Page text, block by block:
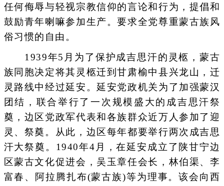
任何侮辱与轻视宗教信仰的言论和行为，提倡和
鼓励青年喇嘛参加生产。要求全党尊重蒙古族风
俗习惯的自由。
1939年5月为了保护成吉思汗的灵柩，蒙古
族同胞决定将其灵柩迁到甘肃榆中县兴龙山，迁
灵路线中经过延安。延安党政机关为了加强蒙汉
团结，联合举行了一次规模盛大的成吉思汗祭
奠，边区党政军代表和各族群众近万人参加了迎
灵、祭奠。从此，边区每年都要举行两次成吉思
汗大祭奠。1940年4月，在延安成立了陕甘宁边
区蒙古文化促进会，吴玉章任会长，林伯渠、李
富春、阿拉腾扎布(蒙古族)等为理事。该会向西